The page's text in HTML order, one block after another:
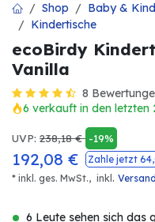
Shop Baby & Kind
Kindertische
ecoBirdy
Vanilla
8
6 verkauft in den letzten
UVP: 238,18€ -19%
192,08 € Zahle jetzt
* inkl. ges. MwSt., inkl .
6 Leute sehen sich das